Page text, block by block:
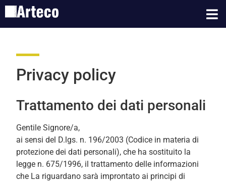
Privacy policy
Trattamento dei dati personali
Gentile Signore/a,
ai sensi del D.lgs. n. 196/2003 (Codice in materia di
protezione dei dati personali), che ha sostituito la
legge n. 675/1996, il trattamento delle informazioni
che La riguardano sarà improntato ai principi di